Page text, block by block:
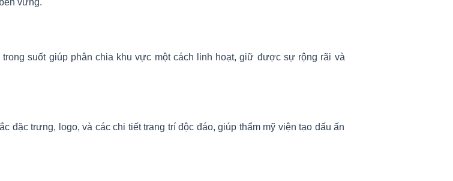
vững.
suốt giúp phân chia khu vực một cách linh hoạt, giữ được sự rộng rãi và
đặc trưng, logo, và các chi tiết trang trí độc đáo, giúp thẩm mỹ viện tạo dấu ấn